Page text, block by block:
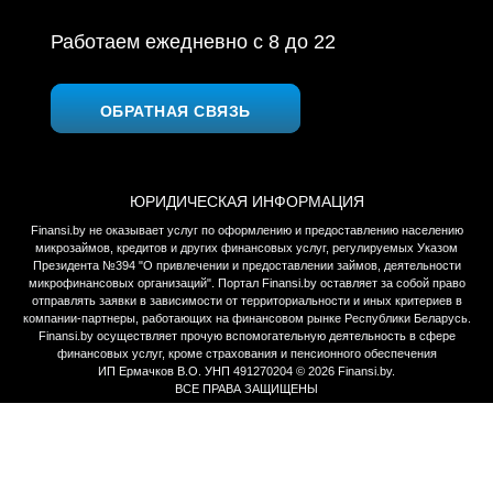
Работаем ежедневно c 8 до 22
ОБРАТНАЯ СВЯЗЬ
ЮРИДИЧЕСКАЯ ИНФОРМАЦИЯ
Finansi.by не оказывает услуг по оформлению и предоставлению населению
микрозаймов, кредитов и других финансовых услуг, регулируемых Указом
Президента №394 "О привлечении и предоставлении займов, деятельности
микрофинансовых организаций". Портал Finansi.by оставляет за собой право
отправлять заявки в зависимости от территориальности и иных критериев в
компании-партнеры, работающих на финансовом рынке Республики Беларусь.
Finansi.by осуществляет прочую вспомогательную деятельность в сфере
финансовых услуг, кроме страхования и пенсионного обеспечения
ИП Ермачков В.О. УНП 491270204 © 2026 Finansi.by.
ВСЕ ПРАВА ЗАЩИЩЕНЫ